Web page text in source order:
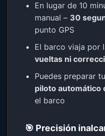
En lugar de 10
manual – 30
punto GPS
El barco viaja por
vueltas ni
Puedes preparar
piloto automático
el barco
🎯 Precisión